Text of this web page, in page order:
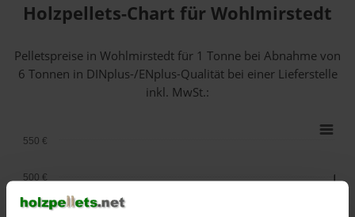
Holzpellets-Chart für Wohlmirstedt
Pelletspreise in Wohlmirstedt für 1 Tonne bei Abnahmevon
6 Tonnen in DINplus-/ENplus-Qualität bei einer Lieferstelle
inkl. MwSt.:
500 €
550 €